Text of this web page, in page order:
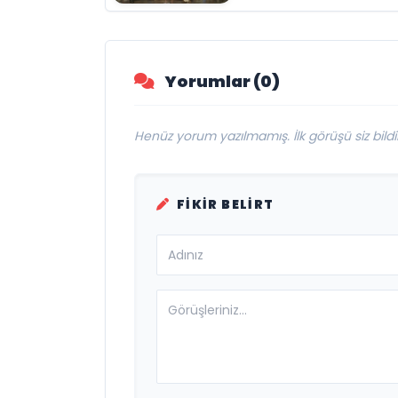
engelleri sanatla
aştı
Yorumlar (0)
Henüz yorum yazılmamış. İlk görüşü siz
FIKIR BELIRT